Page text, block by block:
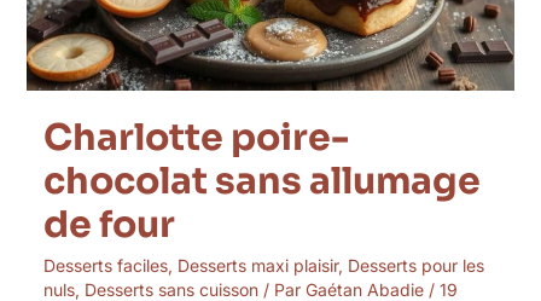
Charlotte poire-
chocolat sans allumage
de four
Desserts faciles, Desserts maxi plaisir, Desserts pour les
nuls, Desserts sans cuisson/ Par Gaétan Abadie / 19